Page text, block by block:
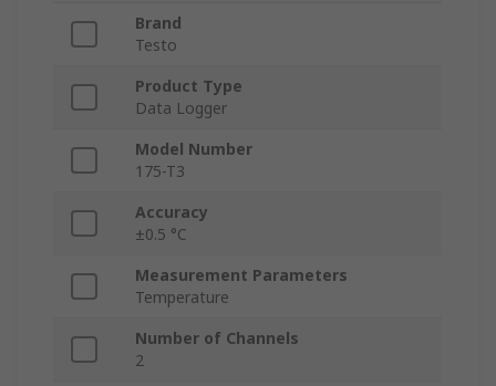
Brand
Testo
Product Type
Data Logger
Model Number
175-T3
Accuracy
±0.5 °C
Measurement Parameters
Temperature
Number of Channels
2